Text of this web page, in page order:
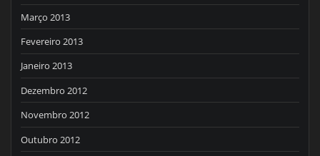
Março 2013
Fevereiro 2013
Janeiro 2013
Dezembro 2012
Novembro 2012
Outubro 2012